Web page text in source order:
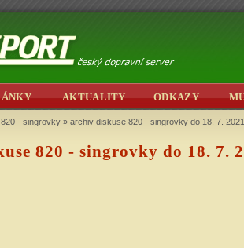
AKTUALITY ODKAZY
820 - singrovky » archiv diskuse 820 - singrovky do 18. 7. 2021
820 - singrovky do 18. 7.